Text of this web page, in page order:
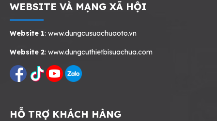
WEBSITE VÀ MẠNG XÃ HỘI
Website 1: www.dungcusuachuaoto.vn
Website 2: www.dungcuthietbisuachua.com
HỖ TRỢ KHÁCH HÀNG